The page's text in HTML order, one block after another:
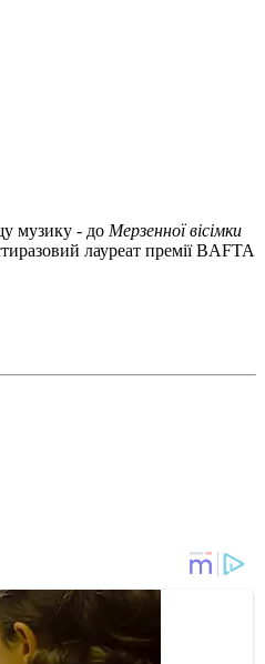
музику - до Мерзенної вісімки
лауреат премії BAFTA